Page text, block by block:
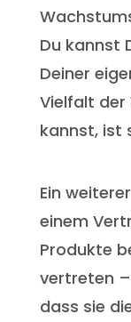
Du kannst
Deiner
Vielfalt der
kannst, ist
Ein
einem
Produkte
vertreten
dass sie